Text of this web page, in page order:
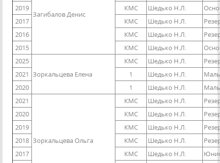
Загибалов Денис
2019
КМС Шедько Н.Л.
2017
КМС Шедько Н.Л.
2016
КМС Шедько Н.Л.
2015
КМС Шедько Н.Л.
2025
Зоркальцева Елена
КМС Шедько Н.Л.
2021
1 Шедько Н.Л.
2020
1 Шедько Н.Л.
2021
Зоркальцева Ольга
КМС Шедько Н.Л.
2020
КМС Шедько Н.Л.
2019
КМС Шедько Н.Л.
2018
КМС Шедько Н.Л.
2017
КМС Шедько Н.Л.